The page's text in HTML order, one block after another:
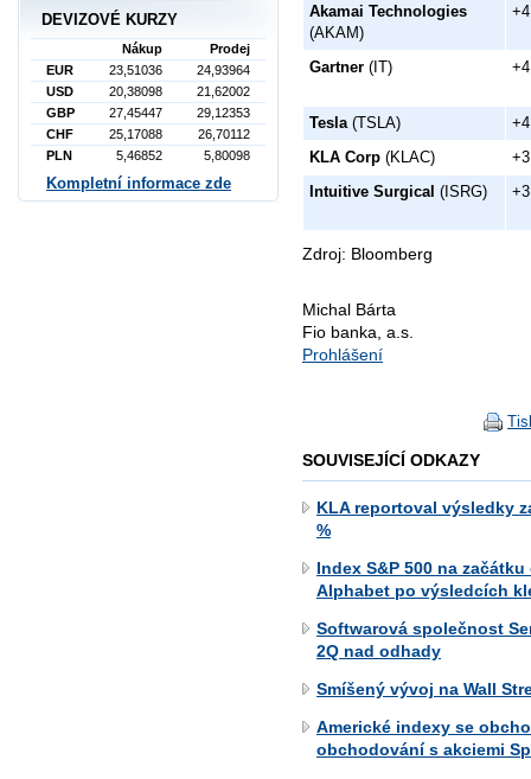
Akamai Technologies
(AKAM)
Gartner (IT)
Tesla (TSLA)
KLA Corp (KLAC)
Intuitive Surgical (ISRG)
Zdroj: Bloomberg
Michal Bárta
Fio banka, a.s.
Prohlášení
SOUVISEJÍCÍ ODKAZY
KLA reportoval výsledky
%
Index S&P 500 na
Alphabet po výsledcích
Softwarová společnost
2Q nad odhady
Smíšený vývoj na Wall
Americké indexy se
obchodování s akciemi
DEVIZOVÉ KURZY
Nákup
Prodej
EUR
23,51036
24,93964
USD
20,38098
21,62002
GBP
27,45447
29,12353
CHF
25,17088
26,70112
PLN
5,46852 5,80098
Kompletní informace zde